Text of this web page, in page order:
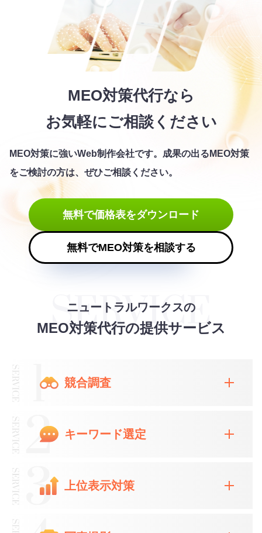
MEO対策代行なら
お気軽にご相談ください
MEO対策に強いWeb制作会社です。 成果の出るMEO対策
をご検討の方は、ぜひご相談ください。
無料で価格表をダウンロード
無料でMEO対策を相談する
ニュートラルワークスの
MEO対策代行の提供サービス
競合調査
キーワード選定
上位表示対策